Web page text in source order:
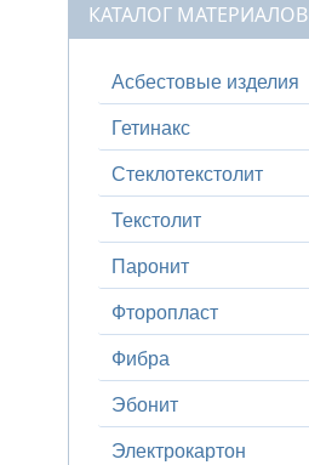
КАТАЛОГ МАТЕРИАЛОВ
Асбестовые изделия
Гетинакс
Стеклотекстолит
Текстолит
Паронит
Фторопласт
Фибра
Эбонит
Электрокартон